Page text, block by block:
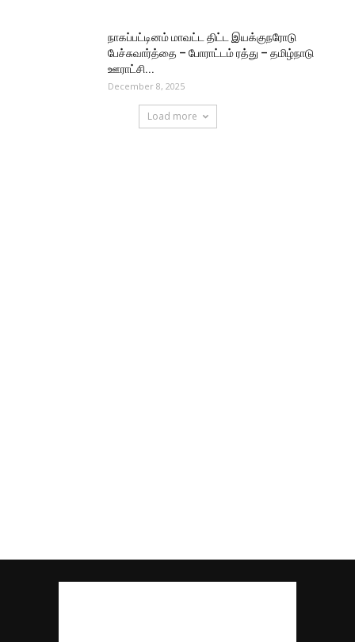
நாகப்பட்டினம் மாவட்ட திட்ட இயக்குநரோடு
பேச்சுவார்த்தை – போராட்டம் ரத்து – தமிழ்நாடு
ஊராட்சி...
December 8, 2025
Load more